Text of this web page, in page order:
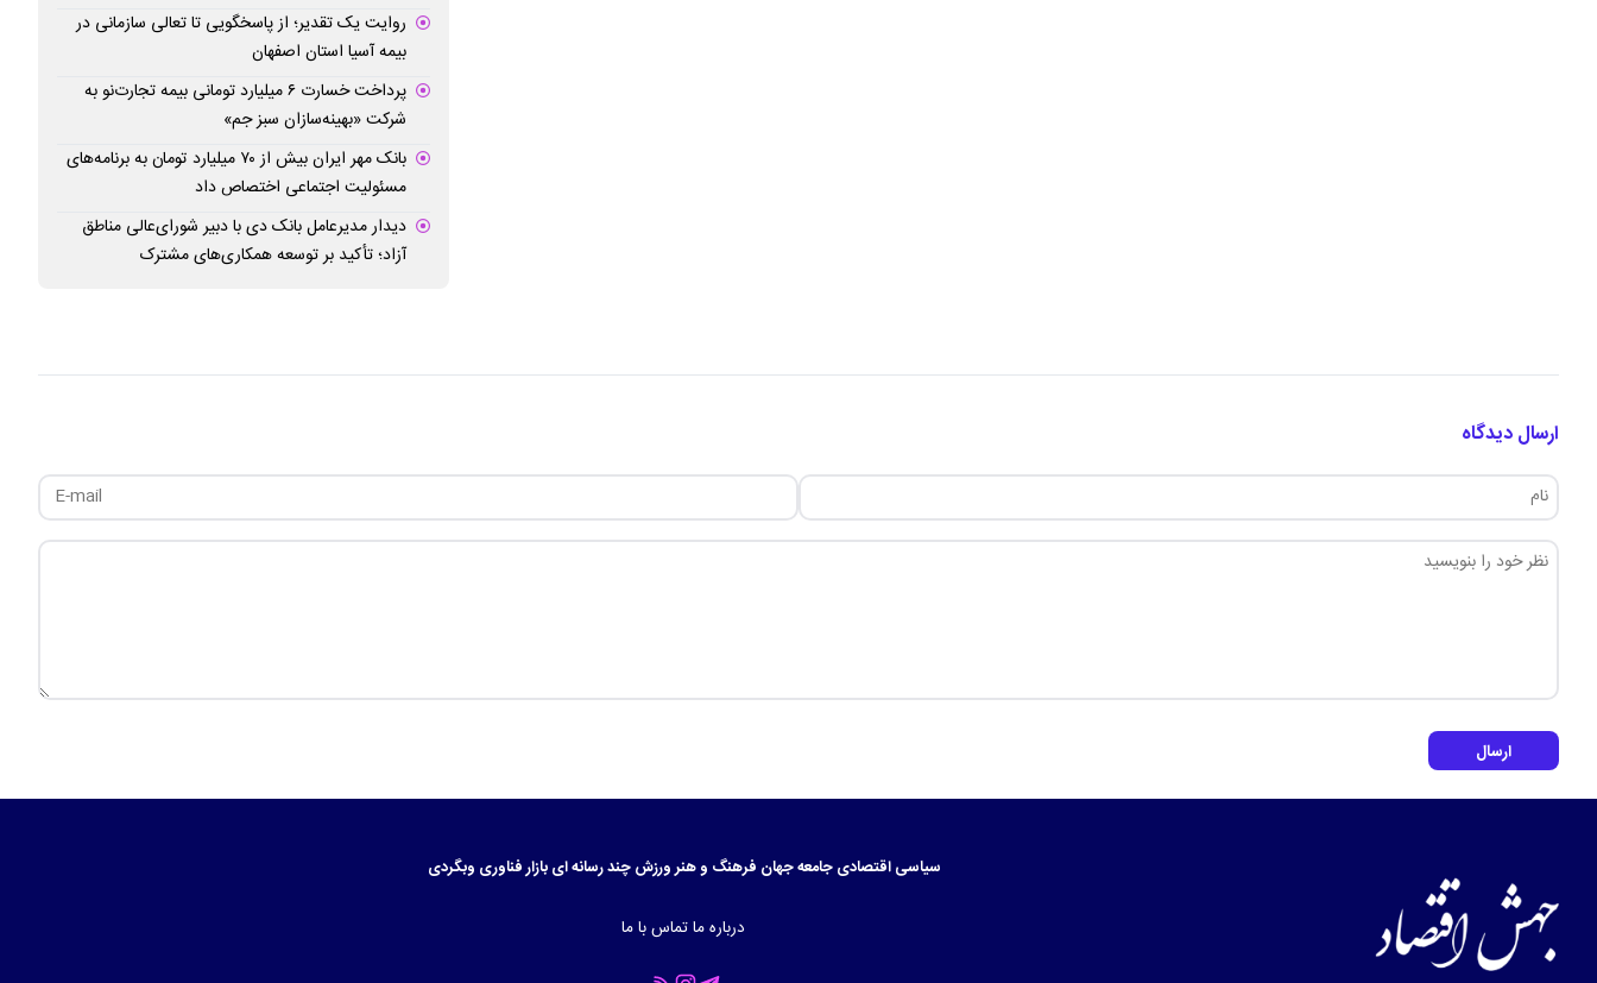
روایت یک تقدیر؛ از پاسخگویی تا تعالی سازمانی در
بیمه آسیا استان اصفهان
پرداخت خسارت ۶ میلیارد تومانی بیمه تجارت‌نو به
شرکت «بهینه‌سازان سبز جم»
بانک مهر ایران بیش از ۷۰ میلیارد تومان به برنامه‌های
مسئولیت اجتماعی اختصاص داد
دیدار مدیرعامل بانک دی با دبیر شورای‌عالی مناطق
آزاد؛ تأکید بر توسعه همکاری‌های مشترک
ارسال دیدگاه
ارسال
سیاسیاقتصادیجامعهجهان فرهنگ و هنرورزشچند رسانه ایبازارفناوری وبگردی
درباره ماتماس با ما